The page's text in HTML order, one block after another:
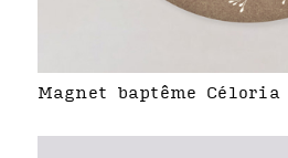
Magnet baptême Céloria